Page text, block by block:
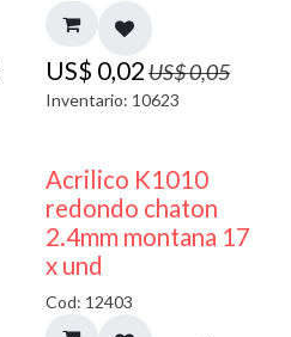
US$ 0,02US$0,05
Inventario: 10623
50% DESCUENTO
Acrilico K1010
redondo chaton
2.4mm montana 17
x und
Cod: 12403